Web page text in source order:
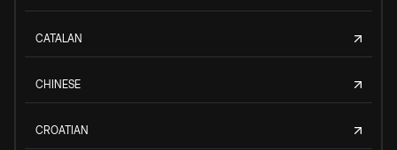
CATALAN
CHINESE
CROATIAN